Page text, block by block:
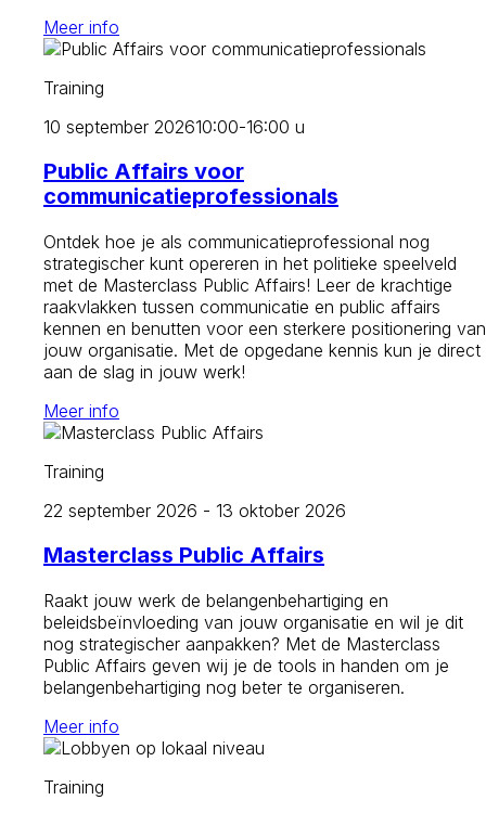
Meer info
Training
10 september 202610:00-16:00 u
Public Affairs voor
communicatieprofessionals
Ontdek hoe je als communicatieprofessional nog
strategischer kunt opereren in het politieke speelveld
met de Masterclass Public Affairs! Leer de krachtige
raakvlakken tussen communicatie en public affairs
kennen en benutten voor een sterkere positionering van
jouw organisatie. Met de opgedane kennis kun je direct
aan de slag in jouw werk!
Meer info
Training
22 september 2026 - 13 oktober 2026
Masterclass Public Affairs
Raakt jouw werk de belangenbehartiging en
beleidsbeïnvloeding van jouw organisatie en wil je dit
nog strategischer aanpakken? Met de Masterclass
Public Affairs geven wij je de tools in handen om je
belangenbehartiging nog beter te organiseren.
Meer info
Training